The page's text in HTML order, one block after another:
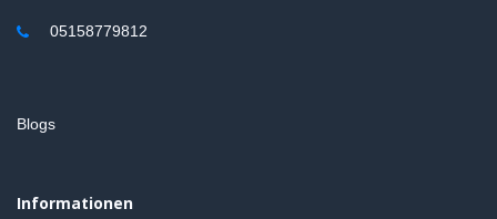
05158779812
Blogs
Informationen